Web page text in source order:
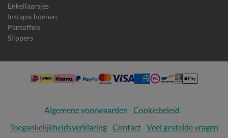
Enkellaarsjes
Instapschoenen
Pantoffels
Slippers
Algemene voorwaarden
Cookiebeleid
Toegankelijkheidsverklaring Contact Veel gestelde vragen